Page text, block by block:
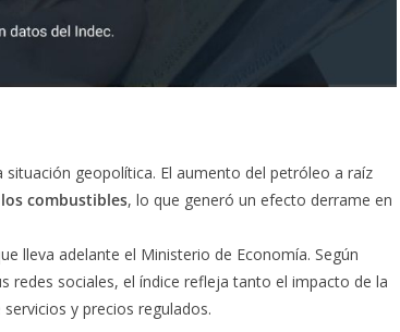
geopolítica. El aumento del petróleo a raíz
combustibles, lo que generó un efecto derrame en
lleva adelante el Ministerio de Economía. Según
redes sociales, el índice refleja tanto el impacto de la
y precios regulados.